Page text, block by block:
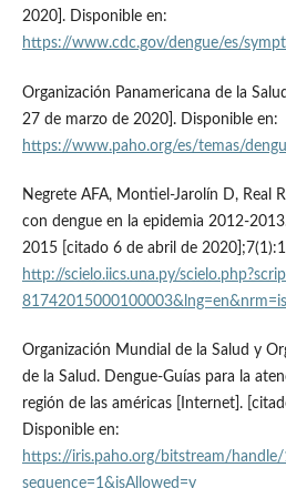
2020]. Disponible en:
https://www.cdc.gov/dengue/es/
Organización Panamericana de la
27 de marzo de 2020]. Disponible en:
https://www.paho.org/es/temas/
Negrete AFA, Montiel-Jarolín D, Real
con dengue en la epidemia 2012-
2015 [citado 6 de abril de
http://scielo.iics.una.py/
Organización Mundial de la Salud y
de la Salud. Dengue-Guías para la
región de las américas [Internet].
Disponible en:
https://iris.paho.org/bitstream/
sequence=1&isAllowed=y